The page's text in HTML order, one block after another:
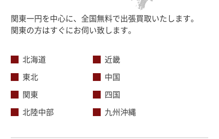
関東一円を中心に、全国無料で出張買取いたします。
関東の方はすぐにお伺い致します。
北海道
東北
関東
北陸中部
近畿
中国
四国
九州沖縄